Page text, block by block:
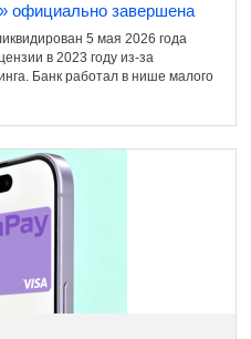
официально завершена
5 мая 2026 года
в 2023 году из-за
Банк работал в нише малого